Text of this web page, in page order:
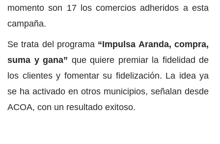
momento son 17 los comercios adheridos a esta
campaña.
Se trata del programa “Impulsa Aranda, compra,
suma y gana” que quiere premiar la fidelidad de
los clientes y fomentar su fidelización. La idea ya
se ha activado en otros municipios, señalan desde
ACOA, con un resultado exitoso.